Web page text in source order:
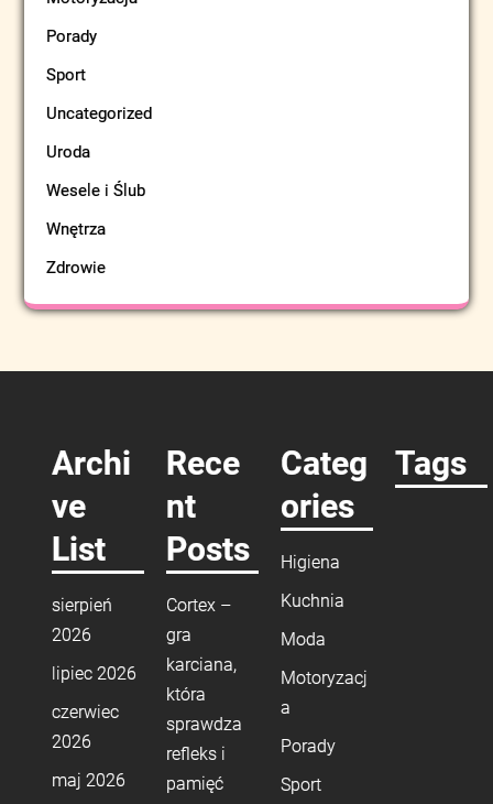
Porady
Sport
Uncategorized
Uroda
Wesele i Ślub
Wnętrza
Zdrowie
Archi
ve
List
sierpień
2026
lipiec 2026
czerwiec
2026
maj 2026
Rece
nt
Posts
Cortex –
gra
karciana,
która
sprawdza
refleks i
pamięć
Categ
ories
Higiena
Kuchnia
Moda
Motoryzacj
a
Porady
Sport
Tags